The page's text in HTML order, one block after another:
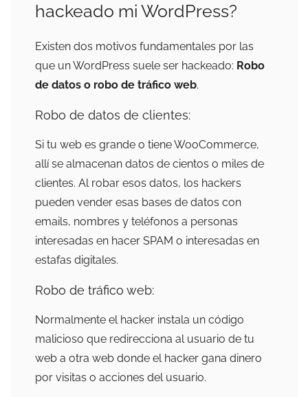
hackeado mi WordPress?
Existen dos motivos fundamentales por las
que un WordPress suele ser hackeado: Robo
de datos o robo de tráfico web.
Robo de datos de clientes:
Si tu web es grande o tiene WooCommerce,
allí se almacenan datos de cientos o miles de
clientes. Al robar esos datos, los hackers
pueden vender esas bases de datos con
emails, nombres y teléfonos a personas
interesadas en hacer SPAM o interesadas en
estafas digitales.
Robo de tráfico web:
Normalmente el hacker instala un código
malicioso que redirecciona al usuario de tu
web a otra web donde el hacker gana dinero
por visitas o acciones del usuario.